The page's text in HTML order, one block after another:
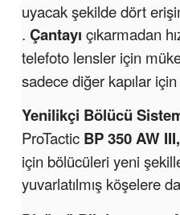
uyacak şekilde dört
. Çantayı çıkarmadan
telefoto lensler için
sadece diğer kapılar
Yenilikçi Bölücü
ProTactic BP 350 AW III,
için bölücüleri yeni
yuvarlatılmış köşelere